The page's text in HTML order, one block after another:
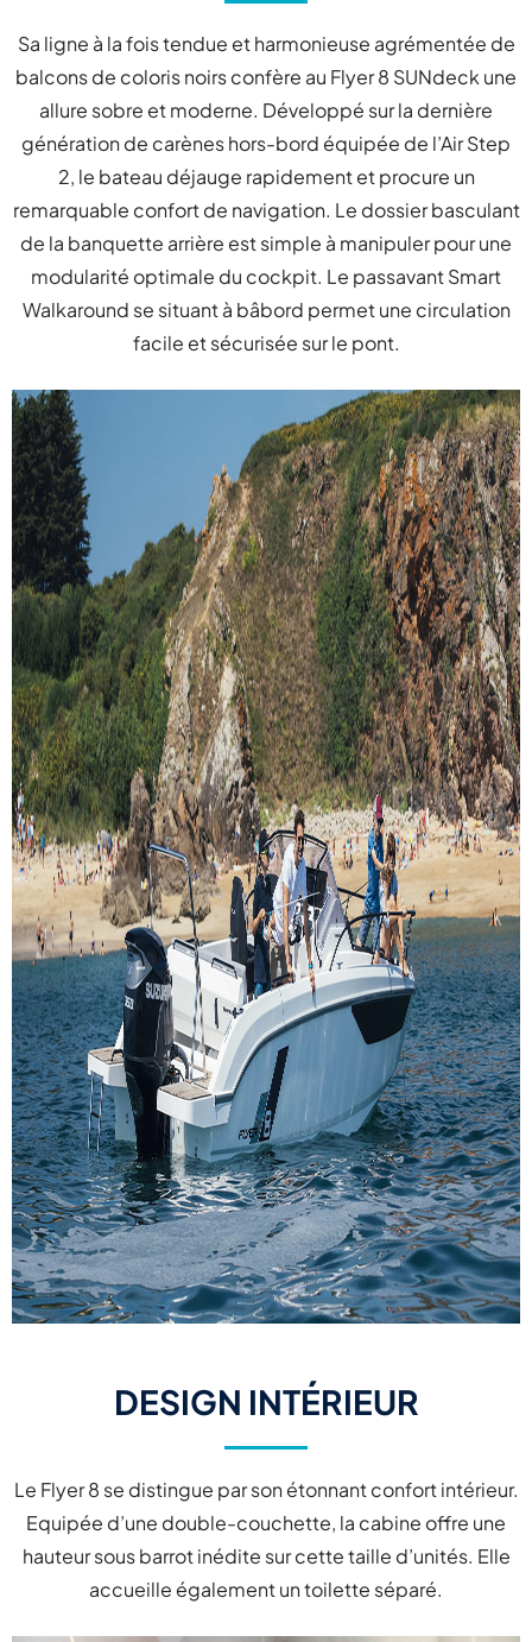
Sa ligne à la fois tendue et harmonieuse agrémentée de
balcons de coloris noirs confère au Flyer 8 SUNdeck une
allure sobre et moderne. Développé sur la dernière
génération de carènes hors-bord équipée de l’Air Step
2, le bateau déjauge rapidement et procure un
remarquable confort de navigation. Le dossier basculant
de la banquette arrière est simple à manipuler pour une
modularité optimale du cockpit. Le passavant Smart
Walkaround se situant à bâbord permet une circulation
facile et sécurisée sur le pont.
DESIGN INTÉRIEUR
Le Flyer 8 se distingue par son étonnant confort intérieur.
Equipée d’une double-couchette, la cabine offre une
hauteur sous barrot inédite sur cette taille d’unités. Elle
accueille également un toilette séparé.